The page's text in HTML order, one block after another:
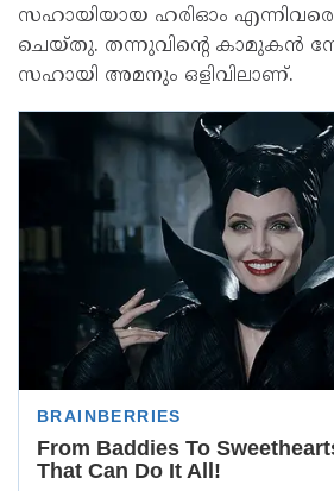
സഹായിയായ ഹരിഓം
ചെയ്തു. തന്നുവിന്റെ കാമുകന്‍
സഹായി അമനും ഒളിവിലാണ്.